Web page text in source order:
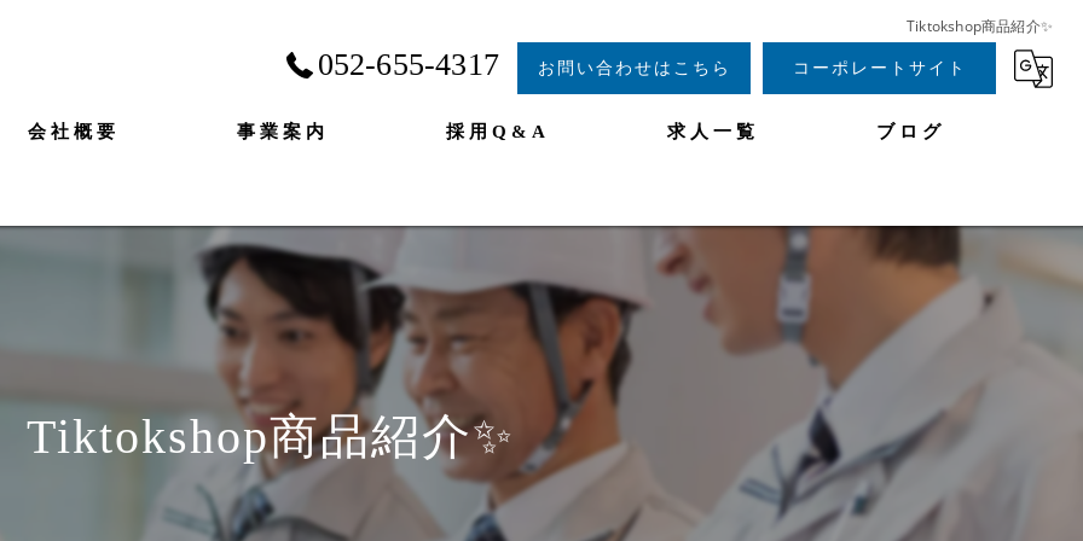
Tiktokshop商品紹介✨️
052-655-4317 お問い合わせはこちら コーポレートサイト
会社概要 事業案内 採用Q&A 求人一覧 ブログ
Tiktokshop商品紹介✨️